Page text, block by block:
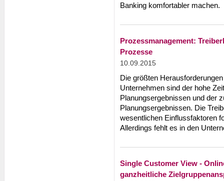
Banking komfortabler machen.
Prozessmanagement:
Prozesse
10.09.2015
Die größten
Unternehmen sind der hohe
Planungsergebnissen und der
Planungsergebnissen. Die
wesentlichen Einflussfaktoren
Allerdings fehlt es in den
Single Customer View -
ganzheitliche